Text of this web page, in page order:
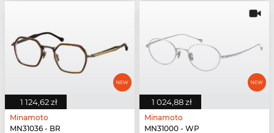
1 124,62 zł
Minamoto
MN31036 - BR
1 024,88 zł
Minamoto
MN31000 - WP